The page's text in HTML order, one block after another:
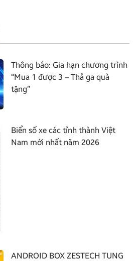
Thông báo: Gia hạn chương trình
“Mua 1 được 3 – Thả ga quà
tặng”
Biển số xe các tỉnh thành Việt
Nam mới nhất năm 2026
ANDROID BOX ZESTECH TUNG